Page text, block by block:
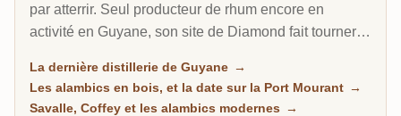
par atterrir. Seul producteur de rhum encore en
activité en Guyane, son site de Diamond fait tourner
alambic Coffey en bois aux côtés de colonnes
modernes, en tire 24 marques différentes et les
La dernière distillerie de Guyane →
Les alambics en bois, et la date sur la Port Mourant →
Savalle, Coffey et les alambics modernes →